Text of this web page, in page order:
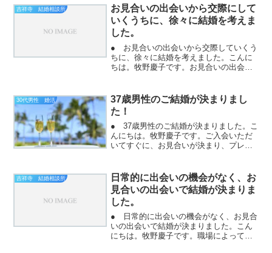
取りはないです。女性のプロフィールを
見て、お見合いの申し込み...
吉祥寺 結婚相談所
お見合いの出会いから交際にして
いくうちに、徐々に結婚を考えま
した。
● お見合いの出会いから交際していくう
ちに、徐々に結婚を考えました。こんに
ちは。牧野慶子です。お見合いの出会い
お食事デートでいろいろとお話ししま
す。お互い興味があれば、...
30代男性 婚活
37歳男性のご結婚が決まりまし
た！
● 37歳男性のご結婚が決まりました。こ
んにちは。牧野慶子です。ご入会いただ
いてすぐに、お見合いが決まり、プレ交
の年末にお申し込み、２０２１年の年明
けてお見合い、好印象...
吉祥寺 結婚相談所
日常的に出会いの機会がなく、お
見合いの出会いで結婚が決まりま
した。
● 日常的に出会いの機会がなく、お見合
いの出会いで結婚が決まりました。こん
にちは。牧野慶子です。職場によって